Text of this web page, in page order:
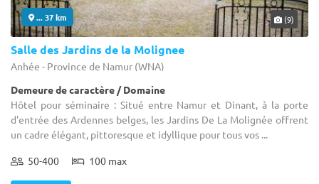
... 37 km (9)
Salle des Jardins de la Molignee
Anhée - Province de Namur (WNA)
Demeure de caractère / Domaine
Hôtel pour séminaire : Situé entre Namur et Dinant, à la porte
d'entrée des Ardennes belges, les Jardins De La Molignée offrent
un cadre élégant, pittoresque et idyllique pour tous vos ...
50-400 100 max